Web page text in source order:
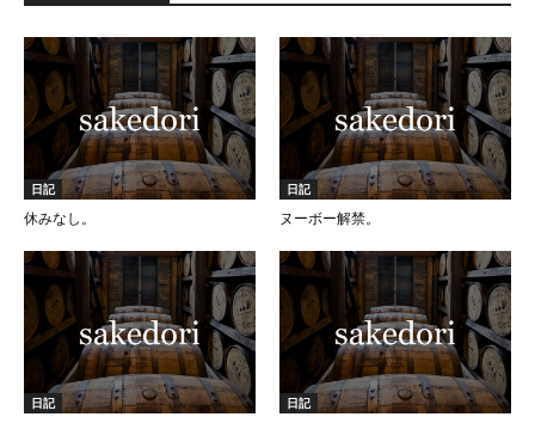
日記
休みなし。
日記
ヌーボー解禁。
日記
日記